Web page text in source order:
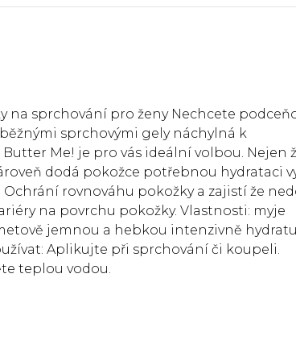
na sprchování pro ženy Nechcete
sprchovými gely náchylná k
Me! je pro vás ideální volbou. Nejen
dodá pokožce potřebnou hydrataci
rovnováhu pokožky a zajistí že
na povrchu pokožky. Vlastnosti: myje
jemnou a hebkou intenzivně
Aplikujte při sprchování či koupeli.
teplou vodou.